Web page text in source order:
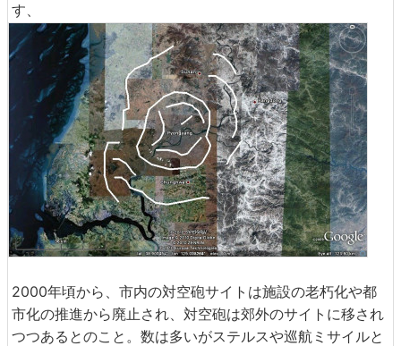
す、
2000年頃から、市内の対空砲サイトは施設の老朽化や都
市化の推進から廃止され、対空砲は郊外のサイトに移され
つつあるとのこと。数は多いがステルスや巡航ミサイルと